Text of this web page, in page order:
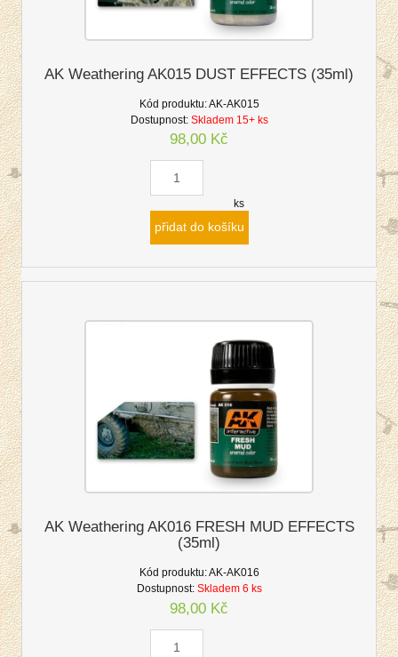
AK Weathering AK015 DUST EFFECTS (35ml)
Kód produktu:AK-AK015
Dostupnost: Skladem 15+ ks
98,00 Kč
ks
přidat do košíku
AK Weathering AK016 FRESH MUD EFFECTS
(35ml)
Kód produktu:AK-AK016
Dostupnost: Skladem 6 ks
98,00 Kč